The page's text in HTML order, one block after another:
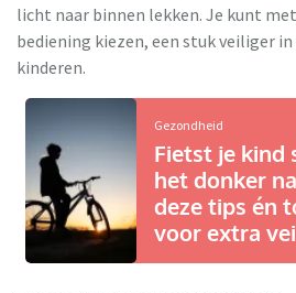
licht naar binnen lekken. Je kunt
bediening kiezen, een stuk veiliger
kinderen.
Gezondheid
Fietst je kind
het donker
deze tips én
voor extra